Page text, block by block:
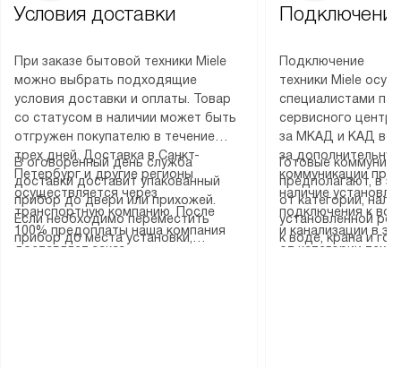
Условия доставки
При заказе бытовой техники Miele
можно выбрать подходящие
условия доставки и оплаты. Товар
со статусом в наличии может быть
отгружен покупателю в течение
трех дней. Доставка в Санкт-
Петербург и другие регионы
осуществляется через
транспортную компанию. После
100% предоплаты наша компания
доставляет заказ
В оговоренный день служба
доставки доставит упакованный
прибор до двери или прихожей.
Если необходимо переместить
прибор до места установки,
Подключение
техники Miele
специалистами
сервисного
за МКАД и КАД
за
коммуникации
наличие
подключения к
и канализации в
от категории
Готовые
предполагают, в
от категории,
установленной
к воде, крана и